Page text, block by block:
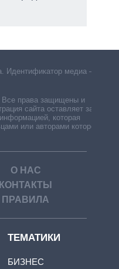
Идентификатор медиа –
Все права защищены и
сайта оставляет за
которая
или авторами которой
О НАС
КОНТАКТЫ
ПРАВИЛА
ТЕМАТИКИ
БИЗНЕС